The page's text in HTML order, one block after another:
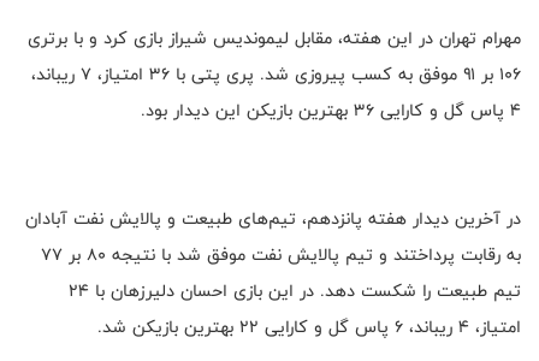
مهرام تهران در این هفته، مقابل لیموندیس شیراز بازی کرد و با برتری
۱۰۶ بر ۹۱ موفق به کسب پیروزی شد. پری پتی با ۳۶ امتیاز، ۷ ریباند،
۴ پاس گل و کارایی ۳۶ بهترین بازیکن این دیدار بود.
در آخرین دیدار هفته پانزدهم، تیم‌های طبیعت و پالایش نفت آبادان
به رقابت پرداختند و تیم پالایش نفت موفق شد با نتیجه ۸۰ بر ۷۷
تیم طبیعت را شکست دهد. در این بازی احسان دلیرزهان با ۲۴
امتیاز، ۴ ریباند، ۶ پاس گل و کارایی ۲۲ بهترین بازیکن شد.